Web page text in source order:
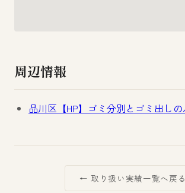
周辺情報
品川区【HP】ゴミ分別とゴミ出し
← 取り扱い実績一覧へ戻る